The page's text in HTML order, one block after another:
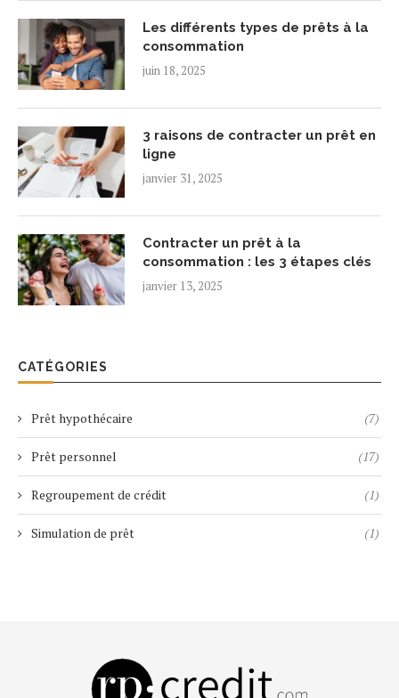
Les différents types de prêts à la
consommation
juin 18, 2025
3 raisons de contracter un prêt en
ligne
janvier 31, 2025
Contracter un prêt à la
consommation : les 3 étapes clés
janvier 13, 2025
CATÉGORIES
Prêt hypothécaire (7)
Prêt personnel (17)
Regroupement de crédit (1)
Simulation de prêt (1)